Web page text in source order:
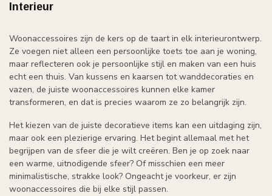
Interieur
Woonaccessoires zijn de kers op de taart in elk interieurontwerp.
Ze voegen niet alleen een persoonlijke toets toe aan je woning,
maar reflecteren ook je persoonlijke stijl en maken van een huis
echt een thuis. Van kussens en kaarsen tot wanddecoraties en
vazen, de juiste woonaccessoires kunnen elke kamer
transformeren, en dat is precies waarom ze zo belangrijk zijn.
Het kiezen van de juiste decoratieve items kan een uitdaging zijn,
maar ook een plezierige ervaring. Het begint allemaal met het
begrijpen van de sfeer die je wilt creëren. Ben je op zoek naar
een warme, uitnodigende sfeer? Of misschien een meer
minimalistische, strakke look? Ongeacht je voorkeur, er zijn
woonaccessoires die bij elke stijl passen.